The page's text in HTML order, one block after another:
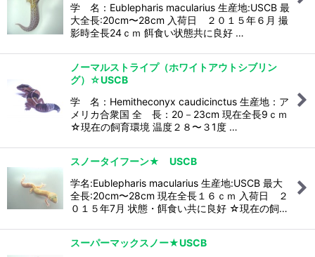
学 名：Eublepharis macularius 生産地:USCB 最
大全長:20cm〜28cm 入荷日 ２０１５年６月 撮
影時全長24ｃｍ 餌食い状態共に良好 …
ノーマルストライプ（ホワイトアウトシブリン
グ）☆USCB
学 名：Hemitheconyx caudicinctus 生産地：ア
メリカ合衆国 全 長：20－23cm 現在全長9ｃｍ
☆現在の飼育環境 温度２８〜３1度 …
スノータイフーン★ USCB
学名:Eublepharis macularius 生産地:USCB 最大
全長:20cm〜28cm 現在全長１６ｃｍ 入荷日 ２
０１５年7月 状態・餌食い共に良好 ☆現在の飼…
スーパーマックスノー★USCB